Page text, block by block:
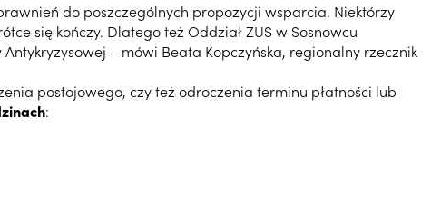
do poszczególnych propozycji wsparcia. Niektórzy
się kończy. Dlatego też Oddział ZUS w Sosnowcu
– mówi Beata Kopczyńska, regionalny rzecznik
postojowego, czy też odroczenia terminu płatności lub
: